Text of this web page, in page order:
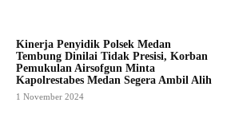
Kinerja Penyidik Polsek Medan
Tembung Dinilai Tidak Presisi, Korban
Pemukulan Airsofgun Minta
Kapolrestabes Medan Segera Ambil Alih
1 November 2024